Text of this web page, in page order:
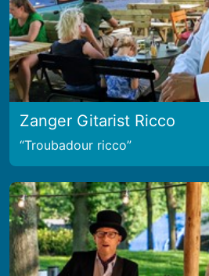
Zanger Gitarist Ricco
Troubadour ricco